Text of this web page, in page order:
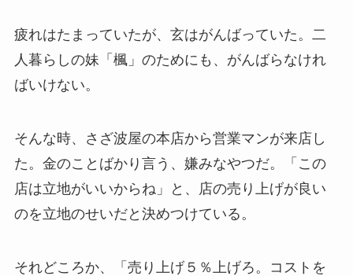
疲れはたまっていたが、玄はがんばっていた。二
人暮らしの妹「楓」のためにも、がんばらなけれ
ばいけない。
そんな時、さざ波屋の本店から営業マンが来店し
た。金のことばかり言う、嫌みなやつだ。「この
店は立地がいいからね」と、店の売り上げが良い
のを立地のせいだと決めつけている。
それどころか、「売り上げ５％上げろ。コストを